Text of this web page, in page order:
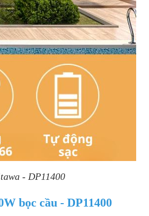
- DP11400
bọc cầu - DP11400